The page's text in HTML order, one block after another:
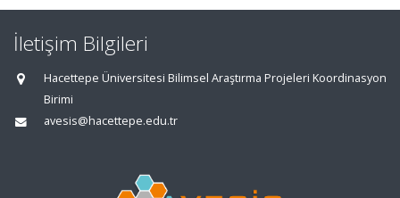
İletişim Bilgileri
Hacettepe Üniversitesi Bilimsel Araştırma Projeleri Koordinasyon
Birimi
avesis@hacettepe.edu.tr